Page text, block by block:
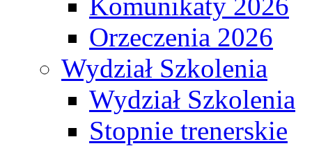
Orzeczenia 2026
Wydział Szkolenia
Wydział Szkolenia
Stopnie trenerskie